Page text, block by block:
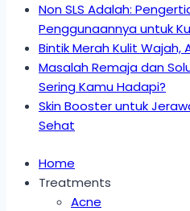
Non SLS Adalah:
Penggunaannya untuk
Bintik Merah Kulit Wajah,
Masalah Remaja dan
Sering Kamu Hadapi?
Skin Booster untuk
Sehat
Home
Treatments
Acne